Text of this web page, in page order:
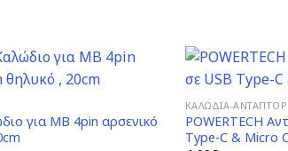
Add to
για MB 4pin αρσενικό
ΚΑΛΏΔΙΑ-
POWERTECH
Type-C & Micro